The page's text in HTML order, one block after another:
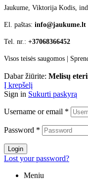
Jaukume, Viktorija Kodis,
El. paštas: info@jaukume.lt
Tel. nr.: +37068366452
Visos teisės saugomos |
Dabar žiūrite: Melisų
Į krepšelį
Sign in Sukurti paskyrą
Username or email *
Password *
Login
Lost your password?
Meniu